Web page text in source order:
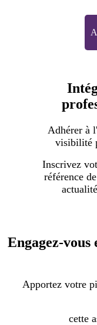
Adhérer à
visibilité
Inscrivez
référence
Engagez-
Apportez votre
cette